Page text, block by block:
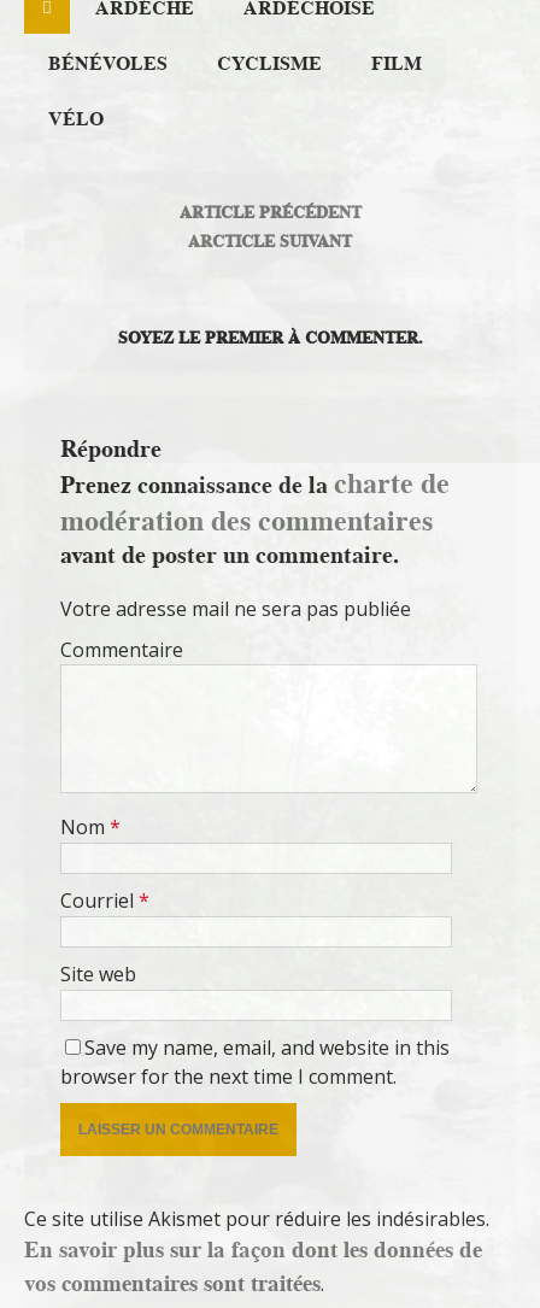
ARDÉCHE ARDÉCHOISE
BÉNÉVOLES CYCLISME FILM
VÉLO
ARTICLE PRÉCÉDENT
ARCTICLE SUIVANT
SOYEZ LE PREMIER À COMMENTER.
Répondre
Prenez connaissance de lacharte de
modération des commentaires
avant de poster un commentaire.
Votre adresse mail ne sera pas publiée
Commentaire
Nom *
Courriel *
Site web
Save my name, email, and website in this
browser for the next time I comment.
Ce site utilise Akismet pour réduire les indésirables.
En savoir plus sur la façon dont les données de
vos commentaires sont traitées.